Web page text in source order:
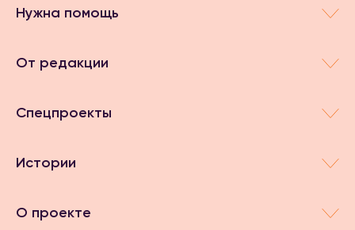
Нужна помощь
От редакции
Спецпроекты
Истории
О проекте